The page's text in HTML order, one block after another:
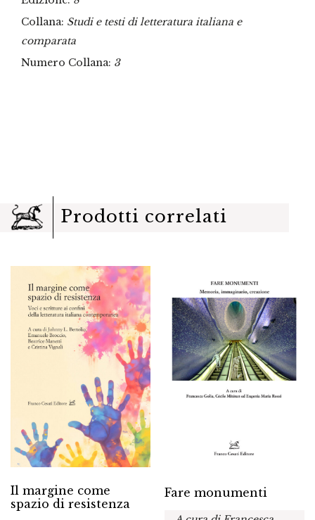
Collana: Studi e testi di letteratura italiana e
comparata
Numero Collana: 3
Prodotti correlati
Il margine come
spazio di resistenza
Fare monumenti